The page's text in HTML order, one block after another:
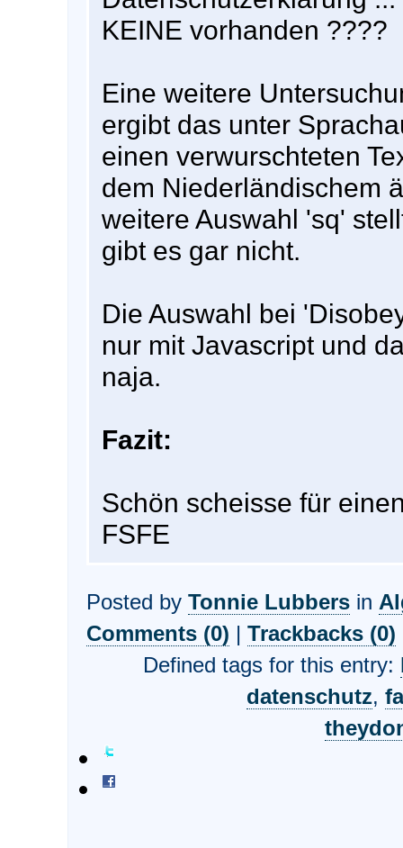
KEINE vorhanden ????
Eine weitere
ergibt das unter
einen verwurschteten
dem Niederländischem
weitere Auswahl 'sq'
gibt es gar nicht.
Die Auswahl bei
nur mit Javascript und
naja.
Fazit:
Schön scheisse für
FSFE
Posted by Tonnie Lubbersin
Comments (0) | Trackbacks (0)
Defined tags for this entry:
datenschutz,